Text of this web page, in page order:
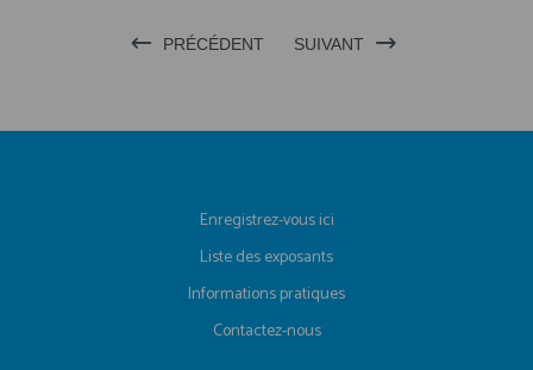
PRÉCÉDENT SUIVANT
Enregistrez-vous ici
Liste des exposants
Informations pratiques
Contactez-nous